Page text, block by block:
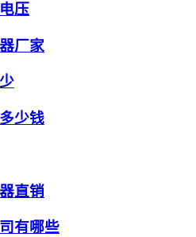
压
厂家
少钱
直销
有哪些